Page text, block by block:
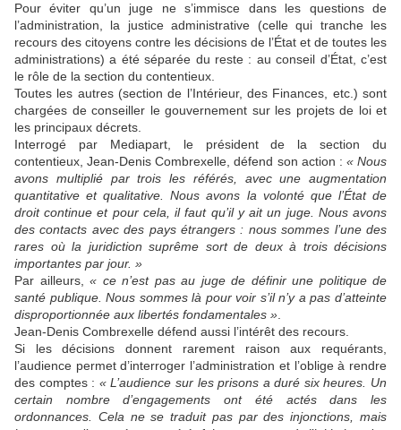
Pour éviter qu’un juge ne s’immisce dans les questions de
l’administration, la justice administrative (celle qui tranche les
recours des citoyens contre les décisions de l’État et de toutes les
administrations) a été séparée du reste : au conseil d’État, c’est
le rôle de la section du contentieux.
Toutes les autres (section de l’Intérieur, des Finances, etc.) sont
chargées de conseiller le gouvernement sur les projets de loi et
les principaux décrets.
Interrogé par Mediapart, le président de la section du
contentieux, Jean-Denis Combrexelle, défend son action : « Nous
avons multiplié par trois les référés, avec une augmentation
quantitative et qualitative. Nous avons la volonté que l’État de
droit continue et pour cela,il faut qu’il y ait un juge. Nous avons
des contacts avec des pays étrangers : nous sommes l’unedes
rares où la juridiction suprême sort de deux à trois décisions
importantes par jour. »
Par ailleurs, « ce n’est pas au juge de définir une politique de
santé publique. Nous sommes là pour voir s’il n’y a pas d’atteinte
disproportionnée aux libertés fondamentales »
Jean-Denis Combrexelle défend aussi l’intérêt des recours.
Si les décisions donnent rarement raison aux requérants,
l’audience permet d’interroger l’administration et l’oblige à rendre
des comptes : «L’audience sur les prisons a duré six heures. Un
certain nombre d’engagements ont été actés dans les
ordonnances. Cela ne se traduit pas par des injonctions, mais